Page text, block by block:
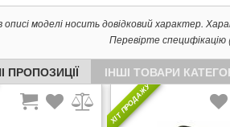
описі моделі носить довідковий характер.
Перевірте
ПРОПОЗИЦІЇ ІНШІ ТОВАРИ
ХІТ ПРОДАЖУ